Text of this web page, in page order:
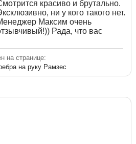
красиво и брутально.
ни у кого такого нет.
Максим очень
Рада, что вас
на странице:
на руку Рамзес